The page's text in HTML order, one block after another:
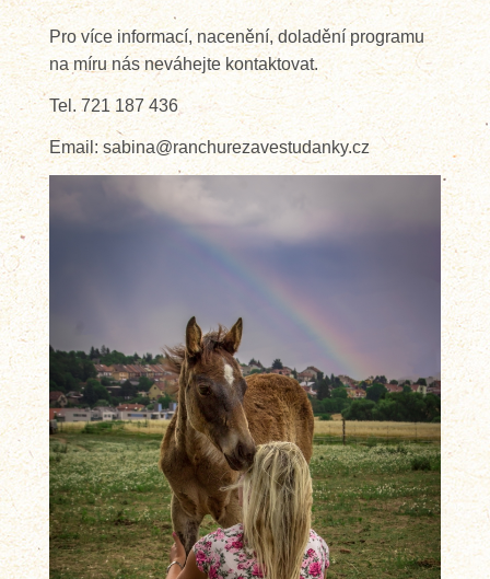
Pro více informací, nacenění, doladění programu
na míru nás neváhejte kontaktovat.
Tel. 721 187 436
Email: sabina@ranchurezavestudanky.cz